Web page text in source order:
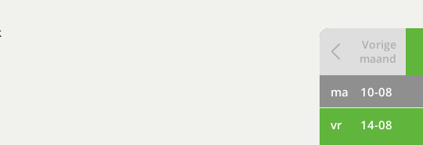
Vorige
maand
ma 10-08
vr 14-08